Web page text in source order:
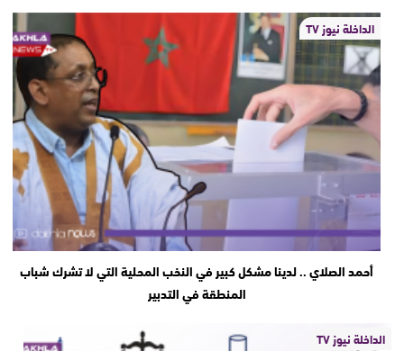
الداخلة نيوز TV
أحمد الصلاي .. لدينا مشكل كبير في النخب المحلية التي لا تشرك شباب
المنطقة في التدبير
الداخلة نيوز TV